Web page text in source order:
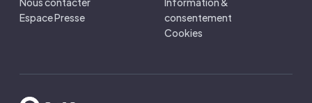
Espace Presse
consentement
Cookies